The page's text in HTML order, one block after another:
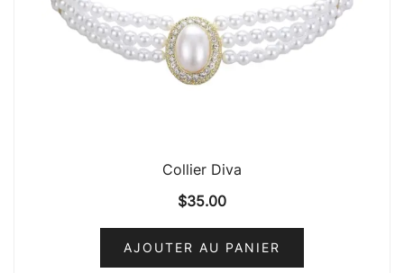
Collier Diva
$35.00
AJOUTER AU PANIER